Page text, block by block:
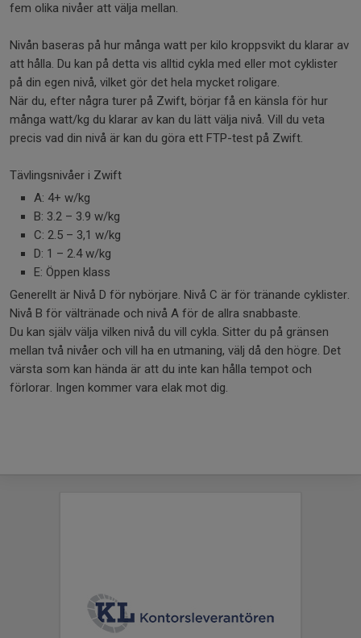
fem olika nivåer att välja mellan.
Nivån baseras på hur många watt per kilo kroppsvikt du klarar av
att hålla. Du kan på detta vis alltid cykla med eller mot cyklister
på din egen nivå, vilket gör det hela mycket roligare.
När du, efter några turer på Zwift, börjar få en känsla för hur
många watt/kg du klarar av kan du lätt välja nivå. Vill du veta
precis vad din nivå är kan du göra ett FTP-test på Zwift.
Tävlingsnivåer i Zwift
A: 4+ w/kg
B: 3.2 – 3.9 w/kg
C: 2.5 – 3,1 w/kg
D: 1 – 2.4 w/kg
E: Öppen klass
Generellt är Nivå D för nybörjare. Nivå C är för tränande cyklister.
Nivå B för vältränade och nivå A för de allra snabbaste.
Du kan själv välja vilken nivå du vill cykla. Sitter du på gränsen
mellan två nivåer och vill ha en utmaning, välj då den högre. Det
värsta som kan hända är att du inte kan hålla tempot och
förlorar. Ingen kommer vara elak mot dig.